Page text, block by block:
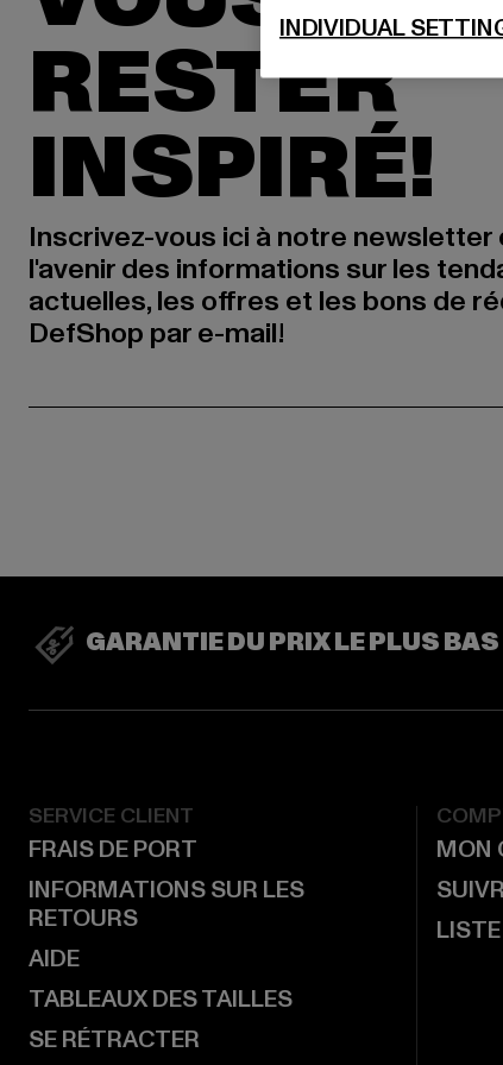
RESTER
INSPIRÉ!
Inscrivez-vous ici à notre newsletter
l'avenir des informations sur les
actuelles, les offres et les bons de
DefShop par e-mail!
GARANTIE DU PRIX LE PLUS BAS
SERVICE CLIENT
FRAIS DE PORT
INFORMATIONS SUR LES
RETOURS
AIDE
TABLEAUX DES TAILLES
SE RÉTRACTER
MON
INDIVIDUAL